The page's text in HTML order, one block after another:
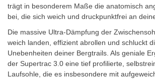
trägt in besonderem Maße die anatomisch
bei, die sich weich und druckpunktfrei an
Die massive Ultra-Dämpfung der
weich landen, effizient abrollen und schluckt
Unebenheiten deiner Bergtrails. Als geniale
der Supertrac 3.0 eine tief profilierte,
Laufsohle, die es insbesondere mit